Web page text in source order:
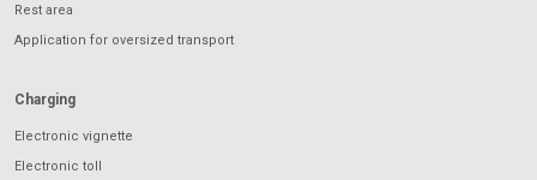
Rest area
Application for oversized transport
Charging
Electronic vignette
Electronic toll